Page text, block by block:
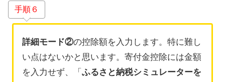
手順６
詳細モード②の控除額を入力します。特に難し
い点はないかと思います。寄付金控除には金額
を入力せず、「ふるさと納税シミュレーターを